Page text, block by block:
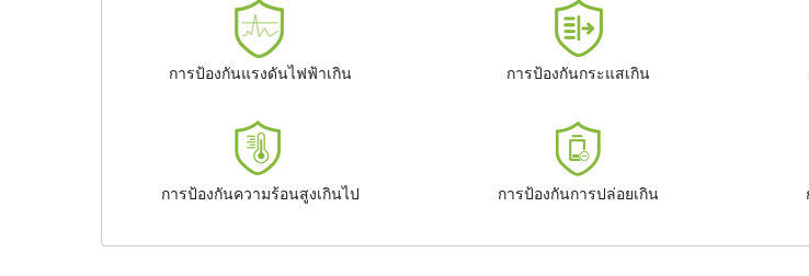
การป้องกันแรงดันไฟฟ้าเกิน การป้องกันกระแสเกิน
การป้องกันความร้อนสูงเกินไป การป้องกันการปล่อยเกิน